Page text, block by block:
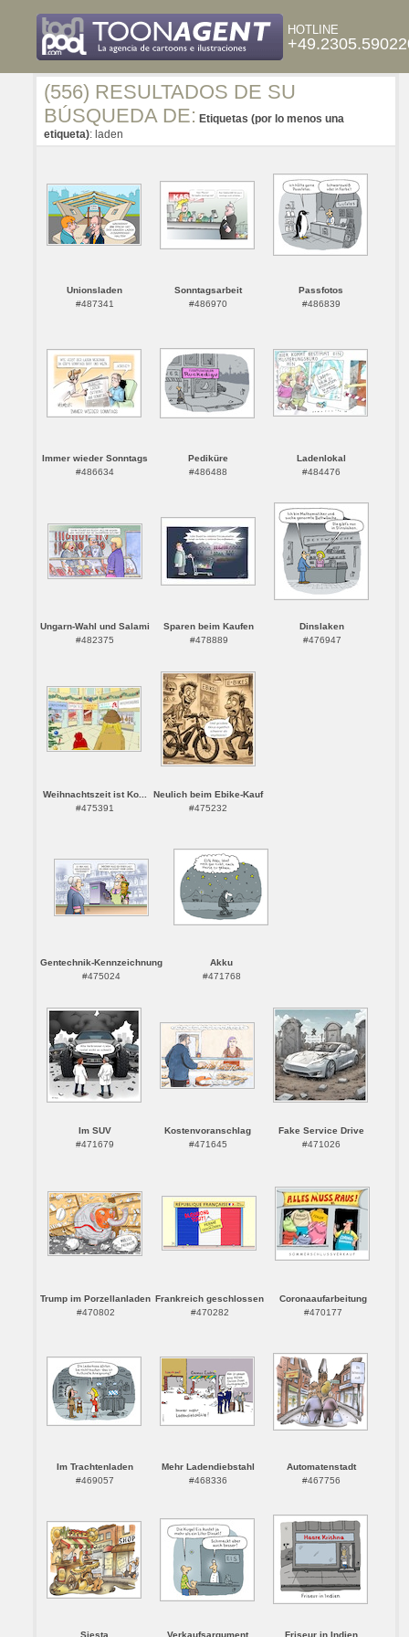
HOTLINE
(556) RESULTADOS DE SU
BÚSQUEDA DE: Etiquetas (por lo menos una
etiqueta): laden
Unionsladen
#487341
Sonntagsarbeit
#486970
Passfotos
#486839
Immer wieder Sonntags
#486634
Pediküre
#486488
Ladenlokal
#484476
Ungarn-Wahl und Salami
#482375
Sparen beim Kaufen
#478889
Dinslaken
#476947
Weihnachtszeit ist Ko...
#475391
Neulich beim Ebike-Kauf
#475232
Gentechnik-Kennzeichnung
#475024
Akku
#471768
Im SUV
#471679
Kostenvoranschlag
#471645
Fake Service Drive
#471026
Trump im Porzellanladen
#470802
Frankreich geschlossen
#470282
Coronaaufarbeitung
#470177
Im Trachtenladen
#469057
Mehr Ladendiebstahl
#468336
Automatenstadt
#467756
Siesta Verkaufsargument Friseur in Indien